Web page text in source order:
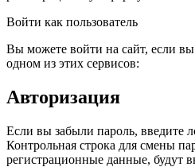
Войти как пользователь
Вы можете войти на сайт, если
одном из этих сервисов:
Авторизация
Если вы забыли пароль, введите
Контрольная строка для смены
регистрационные данные, будут